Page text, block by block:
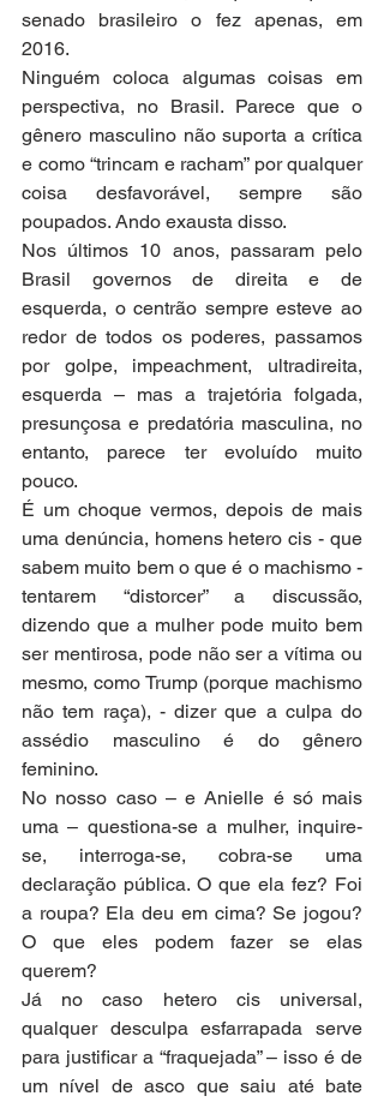
senado brasileiro o fez apenas, em
2016.
Ninguém coloca algumas coisas em
perspectiva, no Brasil. Parece que o
gênero masculino não suporta a crítica
e como “trincam e racham” por qualquer
coisa desfavorável, sempre são
poupados. Ando exausta disso.
Nos últimos 10 anos, passaram pelo
Brasil governos de direita e de
esquerda, o centrão sempre esteve ao
redor de todos os poderes, passamos
por golpe, impeachment, ultradireita,
esquerda – mas a trajetória folgada,
presunçosa e predatória masculina, no
entanto, parece ter evoluído muito
pouco.
É um choque vermos, depois de mais
uma denúncia, homens hetero cis - que
sabem muito bem o que é o machismo -
tentarem “distorcer” a discussão,
dizendo que a mulher pode muito bem
ser mentirosa, pode não ser a vítima ou
mesmo, como Trump (porque machismo
não tem raça), - dizer que a culpa do
assédio masculino é do gênero
feminino.
No nosso caso – e Anielle é só mais
uma – questiona-se a mulher, inquire-
se, interroga-se, cobra-se uma
declaração pública. O que ela fez? Foi
a roupa? Ela deu em cima? Se jogou?
O que eles podem fazer se elas
querem?
Já no caso hetero cis universal,
qualquer desculpa esfarrapada serve
para justificar a “fraquejada” – isso é de
um nível de asco que saiu até bate